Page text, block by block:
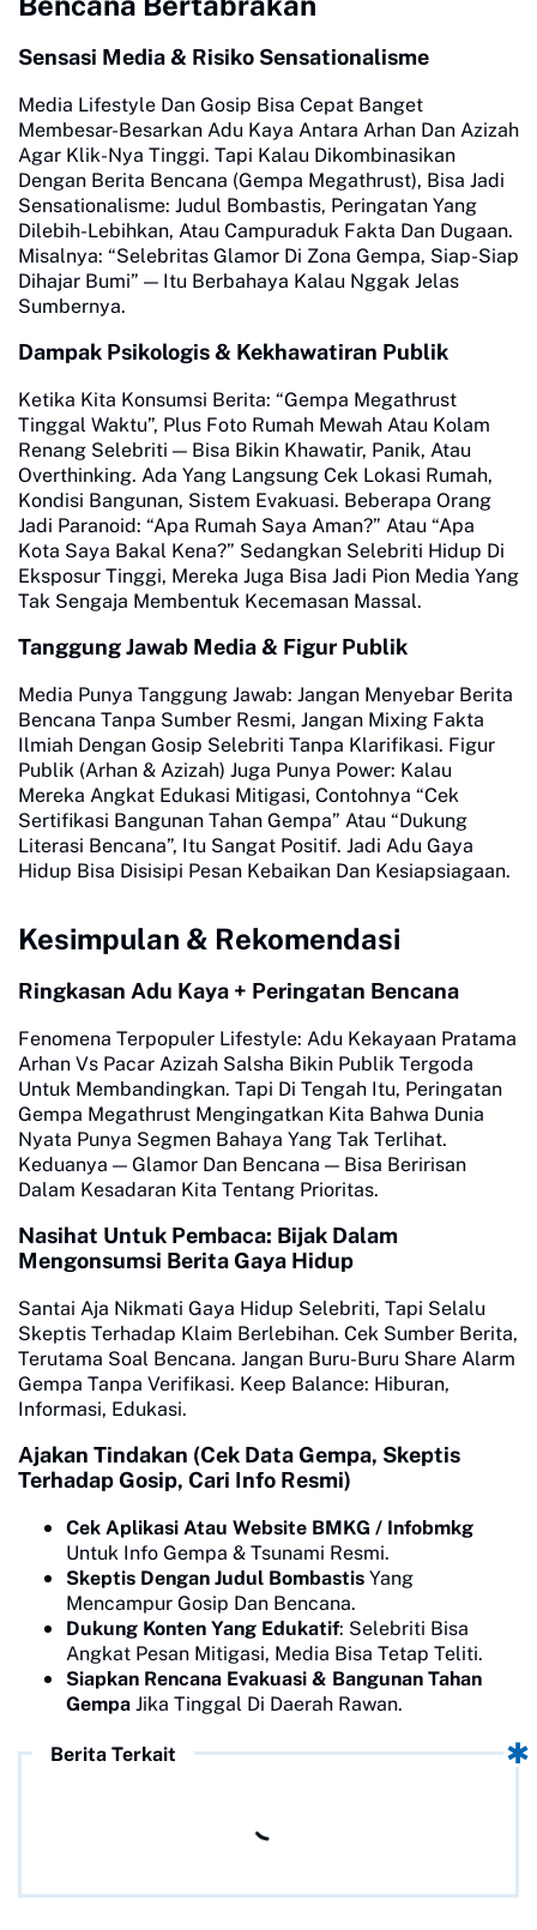
Sensasi Media & Risiko Sensationalisme
Media Lifestyle Dan Gosip Bisa Cepat Banget
Membesar-Besarkan Adu Kaya Antara Arhan Dan Azizah
Agar Klik-Nya Tinggi. Tapi Kalau Dikombinasikan
Dengan Berita Bencana (Gempa Megathrust), Bisa Jadi
Sensationalisme: Judul Bombastis, Peringatan Yang
Dilebih-Lebihkan, Atau Campuraduk Fakta Dan Dugaan.
Misalnya: “Selebritas Glamor Di Zona Gempa, Siap-Siap
Dihajar Bumi” — Itu Berbahaya Kalau Nggak Jelas
Sumbernya.
Dampak Psikologis & Kekhawatiran Publik
Ketika Kita Konsumsi Berita: “Gempa Megathrust
Tinggal Waktu”, Plus Foto Rumah Mewah Atau Kolam
Renang Selebriti — Bisa Bikin Khawatir, Panik, Atau
Overthinking. Ada Yang Langsung Cek Lokasi Rumah,
Kondisi Bangunan, Sistem Evakuasi. Beberapa Orang
Jadi Paranoid: “Apa Rumah Saya Aman?” Atau “Apa
Kota Saya Bakal Kena?” Sedangkan Selebriti Hidup Di
Eksposur Tinggi, Mereka Juga Bisa Jadi Pion Media Yang
Tak Sengaja Membentuk Kecemasan Massal.
Tanggung Jawab Media & Figur Publik
Media Punya Tanggung Jawab: Jangan Menyebar Berita
Bencana Tanpa Sumber Resmi, Jangan Mixing Fakta
Ilmiah Dengan Gosip Selebriti Tanpa Klarifikasi. Figur
Publik (Arhan & Azizah) Juga Punya Power: Kalau
Mereka Angkat Edukasi Mitigasi, Contohnya “Cek
Sertifikasi Bangunan Tahan Gempa” Atau “Dukung
Literasi Bencana”, Itu Sangat Positif. Jadi Adu Gaya
Hidup Bisa Disisipi Pesan Kebaikan Dan Kesiapsiagaan.
Kesimpulan & Rekomendasi
Ringkasan Adu Kaya + Peringatan Bencana
Fenomena Terpopuler Lifestyle: Adu Kekayaan Pratama
Arhan Vs Pacar Azizah Salsha Bikin Publik Tergoda
Untuk Membandingkan. Tapi Di Tengah Itu, Peringatan
Gempa Megathrust Mengingatkan Kita Bahwa Dunia
Nyata Punya Segmen Bahaya Yang Tak Terlihat.
Keduanya — Glamor Dan Bencana — Bisa Beririsan
Dalam Kesadaran Kita Tentang Prioritas.
Nasihat Untuk Pembaca: Bijak Dalam
Mengonsumsi Berita Gaya Hidup
Santai Aja Nikmati Gaya Hidup Selebriti, Tapi Selalu
Skeptis Terhadap Klaim Berlebihan. Cek Sumber Berita,
Terutama Soal Bencana. Jangan Buru-Buru Share Alarm
Gempa Tanpa Verifikasi. Keep Balance: Hiburan,
Informasi, Edukasi.
Ajakan Tindakan (Cek Data Gempa, Skeptis
Terhadap Gosip, Cari Info Resmi)
Cek Aplikasi Atau Website BMKG / Infobmkg
Untuk Info Gempa & Tsunami Resmi.
Skeptis Dengan Judul Bombastis Yang
Mencampur Gosip Dan Bencana.
Dukung Konten Yang Edukatif: Selebriti Bisa
Angkat Pesan Mitigasi, Media Bisa Tetap Teliti.
Siapkan Rencana Evakuasi & Bangunan Tahan
Gempa Jika Tinggal Di Daerah Rawan.
Berita Terkait